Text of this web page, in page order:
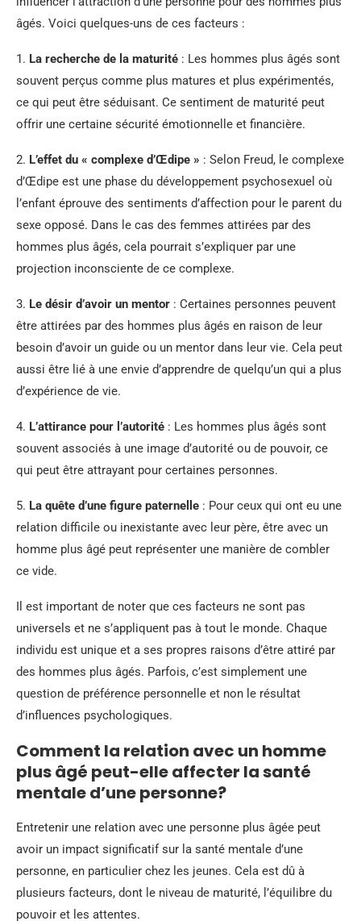
âgés. Voici quelques-uns de ces facteurs :
1. La recherche de la maturité : Les hommes plus âgés sont
souvent perçus comme plus matures et plus expérimentés,
ce qui peut être séduisant. Ce sentiment de maturité peut
offrir une certaine sécurité émotionnelle et financière.
2. L’effet du « complexe d’Œdipe » : Selon Freud, le complexe
d’Œdipe est une phase du développement psychosexuel où
l’enfant éprouve des sentiments d’affection pour le parent du
sexe opposé. Dans le cas des femmes attirées par des
hommes plus âgés, cela pourrait s’expliquer par une
projection inconsciente de ce complexe.
3. Le désir d’avoir un mentor : Certaines personnes peuvent
être attirées par des hommes plus âgés en raison de leur
besoin d’avoir un guide ou un mentor dans leur vie. Cela peut
aussi être lié à une envie d’apprendre de quelqu’un qui a plus
d’expérience de vie.
4. L’attirance pour l’autorité : Les hommes plus âgés sont
souvent associés à une image d’autorité ou de pouvoir, ce
qui peut être attrayant pour certaines personnes.
5. La quête d’une figure paternelle : Pour ceux qui ont eu une
relation difficile ou inexistante avec leur père, être avec un
homme plus âgé peut représenter une manière de combler
ce vide.
Il est important de noter que ces facteurs ne sont pas
universels et ne s’appliquent pas à tout le monde. Chaque
individu est unique et a ses propres raisons d’être attiré par
des hommes plus âgés. Parfois, c’est simplement une
question de préférence personnelle et non le résultat
d’influences psychologiques.
Comment la relation avec un homme
plus âgé peut-elle affecter la santé
mentale d’une personne?
Entretenir une relation avec une personne plus âgée peut
avoir un impact significatif sur la santé mentale d’une
personne, en particulier chez les jeunes. Cela est dû à
plusieurs facteurs, dont le niveau de maturité, l’équilibre du
pouvoir et les attentes.